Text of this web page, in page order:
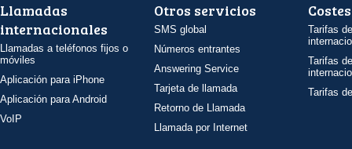
Llamadas
internacionales
Llamadas a teléfonos fijos o
móviles
Aplicación para iPhone
Aplicación para Android
VoIP
Otros servicios
SMS global
Números entrantes
Answering Service
Tarjeta de llamada
Retorno de Llamada
Llamada por Internet
Costes
Tarifas
Tarifas
Tarifas